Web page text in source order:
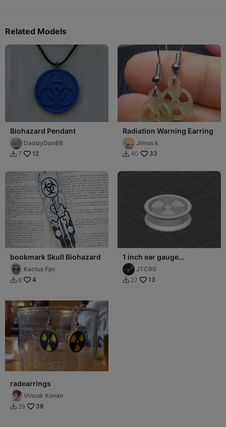
Related Models
Biohazard Pendant
DaddyDan88
 7 12
Radiation Warning Earring
Jimos k
 40 33
bookmark Skull Biohazard
Kactus Fpv
 6 4
1 inch ear gauge
radioactive logo
JTC90
 27 13
radearrings
Vincuk Konan
 29 38